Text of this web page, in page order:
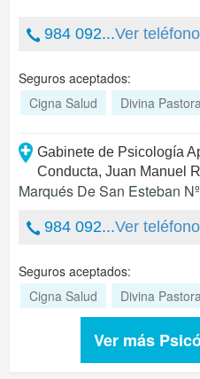
984 092...Ver teléfono
Seguros aceptados:
Cigna Salud
Divina
Gabinete de Psicología
Conducta, Juan Manuel
Marqués De San Esteban
984 092...Ver teléfono
Seguros aceptados:
Cigna Salud
Divina
Ver más